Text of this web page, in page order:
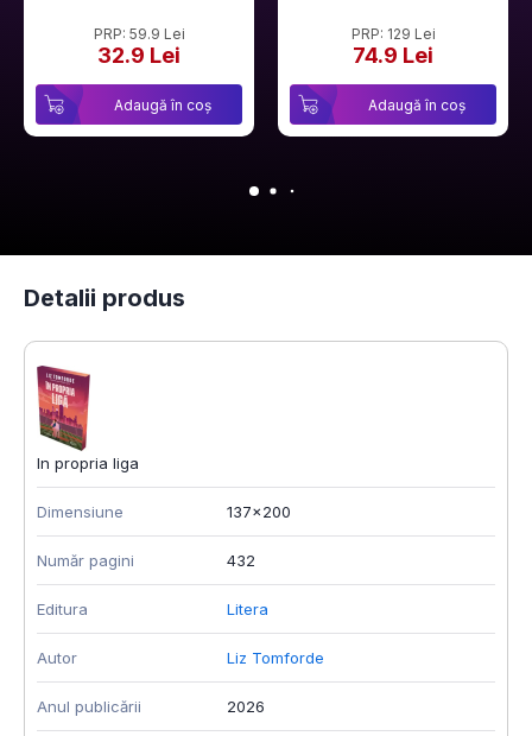
PRP: 59.9 Lei
32.9 Lei
Adaugă în coș
PRP: 129 Lei
74.9 Lei
Adaugă în coș
Detalii produs
In propria liga
Dimensiune 137x200
Număr pagini 432
Editura Litera
Autor Liz Tomforde
Anul publicării 2026